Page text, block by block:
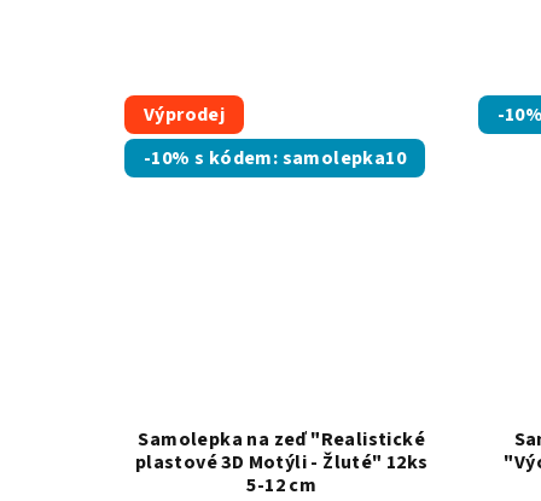
5,0
z
Výprodej
-10% s kódem: samolepka10
Samolepka na zeď "Realistické
plastové 3D Motýli - Žluté" 12ks
5-12 cm
-